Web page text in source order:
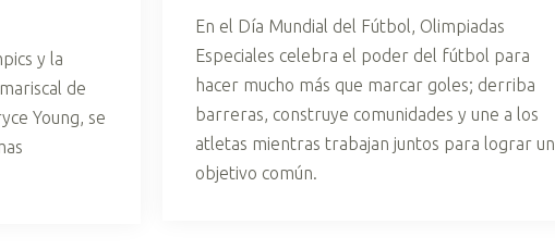
y la
de
Young, se
En el Día Mundial del Fútbol, Olimpiadas
Especiales celebra el poder del fútbol para
hacer mucho más que marcar goles; derriba
barreras, construye comunidades y une a los
atletas mientras trabajan juntos para lograr un
objetivo común.